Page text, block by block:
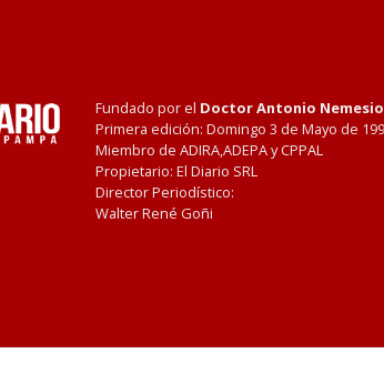
Fundado por el Doctor Antonio Nemesio
Primera edición: Domingo 3 de Mayo de
Miembro de ADIRA,ADEPA y CPPAL
Propietario: El Diario SRL
Director Periodístico:
Walter René Goñi